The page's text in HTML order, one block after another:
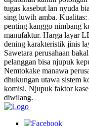
tugas kasebut lan nyuda
sing luwih amba.
penting kanggo nimbang
manufaktur. Harga layar
dening karakteristik jinis
Sawetara perusahaan
pelanggan bisa njupuk
Nemtokake manawa
dhukungan utawa sistem
komisi. Njupuk faktor
diwilang.